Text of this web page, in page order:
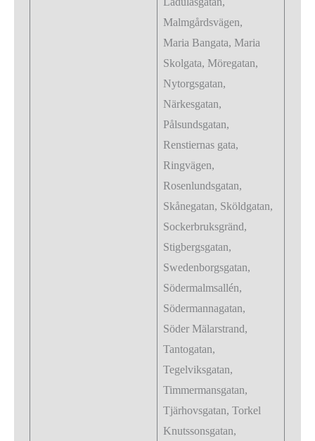
Malmgårdsvägen,
Maria Bangata, Maria
Skolgata, Möregatan,
Nytorgsgatan,
Närkesgatan,
Pålsundsgatan,
Renstiernas gata,
Ringvägen,
Rosenlundsgatan,
Skånegatan, Sköldgatan,
Sockerbruksgränd,
Stigbergsgatan,
Swedenborgsgatan,
Södermalmsallén,
Södermannagatan,
Söder Mälarstrand,
Tantogatan,
Tegelviksgatan,
Timmermansgatan,
Tjärhovsgatan, Torkel
Knutssonsgatan,